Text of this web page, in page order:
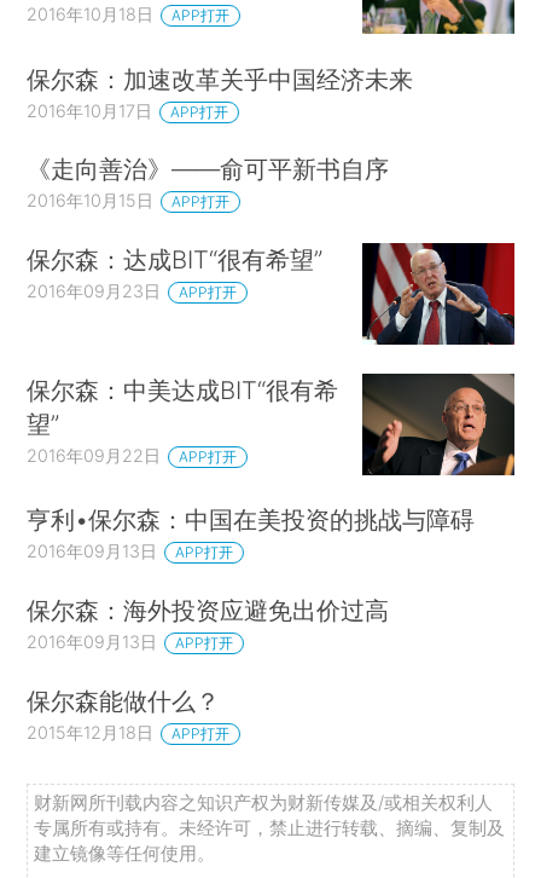
2016年10月18日 APP打开
保尔森：加速改革关乎中国经济未来
2016年10月17日 APP打开
《走向善治》——俞可平新书自序
2016年10月15日 APP打开
保尔森：达成BIT“很有希望”
2016年09月23日 APP打开
保尔森：中美达成BIT“很有希
望”
2016年09月22日 APP打开
亨利•保尔森：中国在美投资的挑战与障碍
2016年09月13日 APP打开
保尔森：海外投资应避免出价过高
2016年09月13日 APP打开
保尔森能做什么？
2015年12月18日 APP打开
财新网所刊载内容之知识产权为财新传媒及/或相关权利人
专属所有或持有。未经许可，禁止进行转载、摘编、复制及
建立镜像等任何使用。